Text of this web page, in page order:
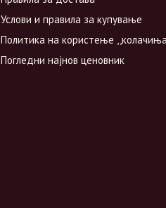
Услови и правила за купување
Политика на користење
Погледни најнов ценовник